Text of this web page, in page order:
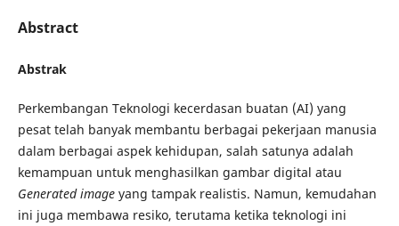
Abstract
Abstrak
Perkembangan Teknologi kecerdasan buatan (AI) yang
pesat telah banyak membantu berbagai pekerjaan manusia
dalam berbagai aspek kehidupan, salah satunya adalah
kemampuan untuk menghasilkan gambar digital atau
Generated image yang tampak realistis. Namun, kemudahan
ini juga membawa resiko, terutama ketika teknologi ini